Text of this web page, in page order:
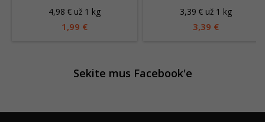
4,98 € už 1 kg
1,99 €
3,39 € už 1 kg
3,39 €
Sekite mus Facebook'e